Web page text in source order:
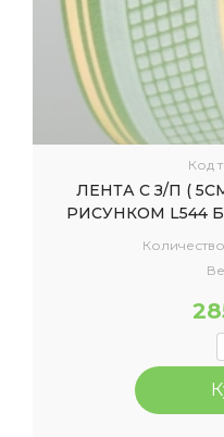
Код
ЛЕНТА С З/П (
РИСУНКОМ L544